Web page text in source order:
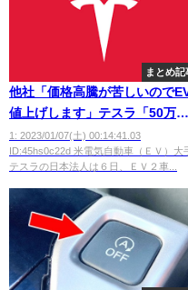
まとめ記
他社「価格高騰が苦しいので
値上げします」テスラ「50万以
上の値下げします」←これ
wwwwwwww
1: 2023/01/07(土) 00:14:41.03
ID:45hs0c22d 米電気自動車（ＥＶ）大
テスラの日本法人は６日、ＥＶ２車...